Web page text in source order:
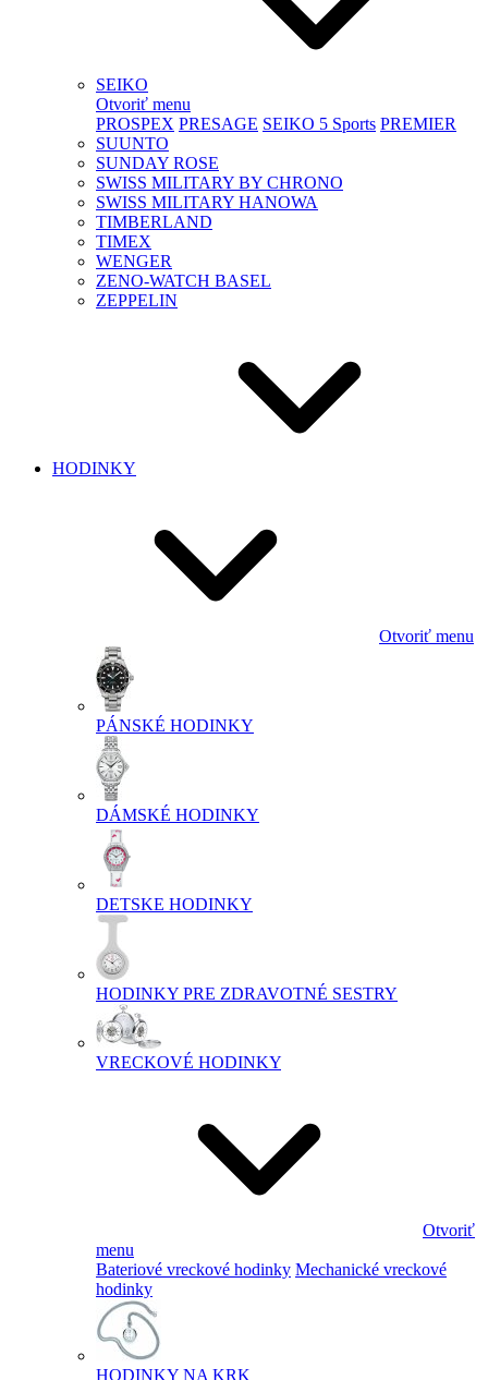
SEIKO
Otvoriť menu
PROSPEX PRESAGE SEIKO 5 Sports PREMIER
SUUNTO
SUNDAY ROSE
SWISS MILITARY BY CHRONO
SWISS MILITARY HANOWA
TIMBERLAND
TIMEX
WENGER
ZENO-WATCH BASEL
ZEPPELIN
HODINKY
Otvoriť menu
PÁNSKÉ HODINKY
DÁMSKÉ HODINKY
DETSKE HODINKY
HODINKY PRE ZDRAVOTNÉ SESTRY
VRECKOVÉ HODINKY
Otvoriť
menu
Bateriové vreckové hodinky Mechanické vreckové
hodinky
HODINKY NA KRK